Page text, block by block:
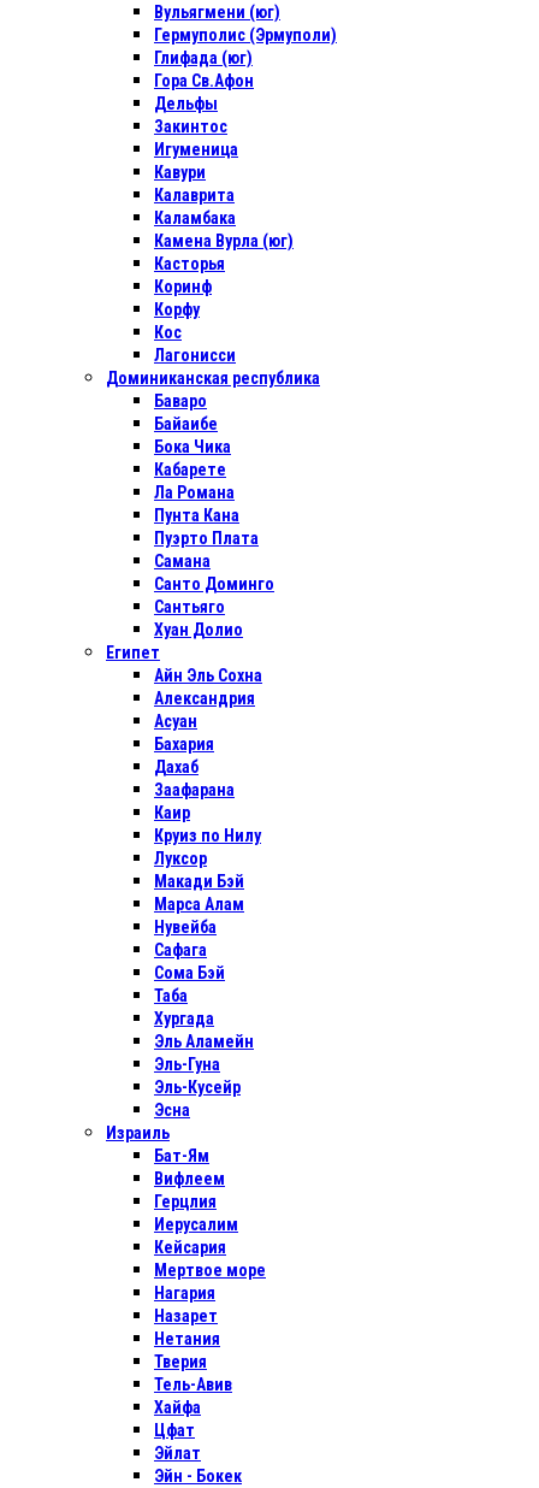
Вульягмени (юг)
Гермуполис (Эрмуполи)
Глифада (юг)
Гора Св.Афон
Дельфы
Закинтос
Игуменица
Кавури
Калаврита
Каламбака
Камена Вурла (юг)
Касторья
Коринф
Корфу
Кос
Лагонисси
Доминиканская республика
Баваро
Байаибе
Бока Чика
Кабарете
Ла Романа
Пунта Кана
Пуэрто Плата
Самана
Санто Доминго
Сантьяго
Хуан Долио
Египет
Айн Эль Сохна
Александрия
Асуан
Бахария
Дахаб
Заафарана
Каир
Круиз по Нилу
Луксор
Макади Бэй
Марса Алам
Нувейба
Сафага
Сома Бэй
Таба
Хургада
Эль Аламейн
Эль-Гуна
Эль-Кусейр
Эсна
Израиль
Бат-Ям
Вифлеем
Герцлия
Иерусалим
Кейсария
Мертвое море
Нагария
Назарет
Нетания
Тверия
Тель-Авив
Хайфа
Цфат
Эйлат
Эйн - Бокек